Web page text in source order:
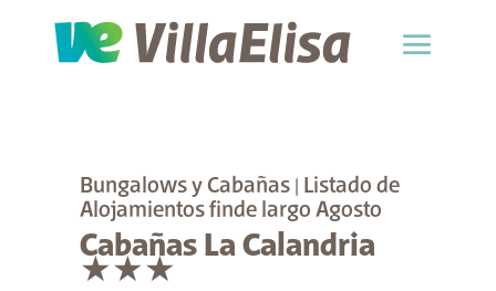
Bungalows y Cabañas| Listado de
Alojamientos finde largo Agosto
Cabañas La Calandria
★★★